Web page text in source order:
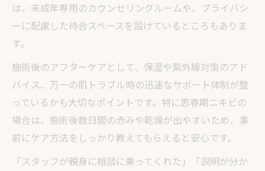
は、未成年専用のカウンセリングルームや、プライバシ
ーに配慮した待合スペースを設けているところもありま
す。
施術後のアフターケアとして、保湿や紫外線対策のアド
バイス、万一の肌トラブル時の迅速なサポート体制が整
っているかも大切なポイントです。特に思春期ニキビの
場合は、施術後数日間の赤みや乾燥が出やすいため、事
前にケア方法をしっかり教えてもらえると安心です。
「スタッフが親身に相談に乗ってくれた」「説明が分か